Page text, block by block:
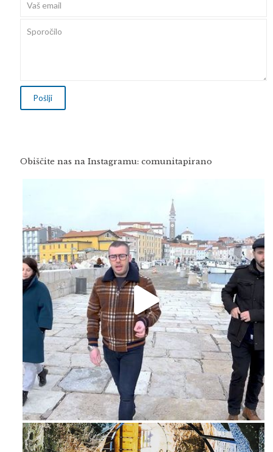
Obiščite nas na Instagramu: comunitapirano
Feb 16